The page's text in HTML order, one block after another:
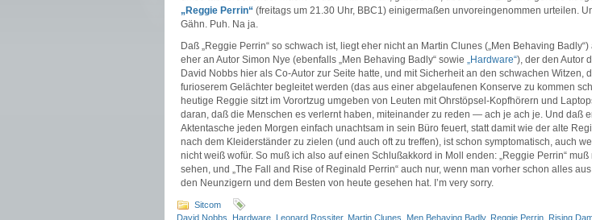
„Reggie Perrin“ (freitags um 21.30 Uhr, BBC1) einigermaßen unvoreingenommen urteilen.
Gähn. Puh. Na ja.
Daß „Reggie Perrin“ so schwach ist, liegt eher nicht an Martin Clunes („Men Behaving
eher an Autor Simon Nye (ebenfalls „Men Behaving Badly“ sowie „Hardware“), der den Autor
David Nobbs hier als Co-Autor zur Seite hatte, und mit Sicherheit an den schwachen Witzen,
furioserem Gelächter begleitet werden (das aus einer abgelaufenen Konserve zu kommen
heutige Reggie sitzt im Vorortzug umgeben von Leuten mit Ohrstöpsel-Kopfhörern und
daran, daß die Menschen es verlernt haben, miteinander zu reden — ach je ach je. Und daß
Aktentasche jeden Morgen einfach unachtsam in sein Büro feuert, statt damit wie der alte
nach dem Kleiderständer zu zielen (und auch oft zu treffen), ist schon symptomatisch, auch
nicht weiß wofür. So muß ich also auf einen Schlußakkord in Moll enden: „Reggie Perrin“ muß
sehen, und „The Fall and Rise of Reginald Perrin“ auch nur, wenn man vorher schon alles
den Neunzigern und dem Besten von heute gesehen hat. I’m very sorry.
Sitcom
David Nobbs
Hardware Leonard Rossiter, Martin Clunes Men Behaving Badly, Reggie Perrin Rising